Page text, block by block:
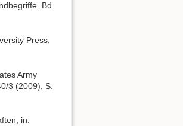
Bd.
Press,
Army
3 (2009), S.
in: